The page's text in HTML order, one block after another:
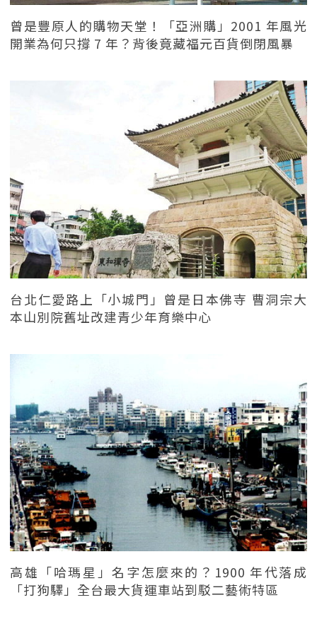
曾是豐原人的購物天堂！「亞洲購」2001 年風光
開業為何只撐 7 年？背後竟藏福元百貨倒閉風暴
台北仁愛路上「小城門」曾是日本佛寺 曹洞宗大
本山別院舊址改建青少年育樂中心
高雄「哈瑪星」名字怎麼來的？1900 年代落成
「打狗驛」全台最大貨運車站到駁二藝術特區